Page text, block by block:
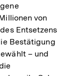
von
Entsetzens
Bestätigung
– und